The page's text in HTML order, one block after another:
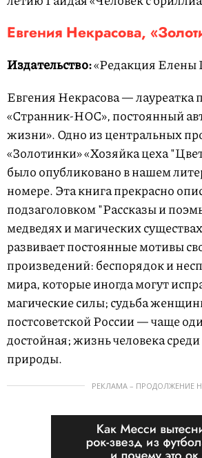
Евгения Некрасова,
Издательство:«Редакция
Евгения Некрасова — лауреатка
«Странник-НОС», постоянный
жизни». Одно из центральных
«Золотинки» «Хозяйка цеха
было опубликовано в нашем
номере. Эта книга прекрасно
подзаголовком "Рассказы и
медведях и магических
развивает постоянные мотивы
произведений: беспорядок и
мира, которые иногда могут
магические силы; судьба
постсоветской России — чаще
достойная; жизнь человека
природы.
РЕКЛАМА – ПРОДОЛЖЕНИЕ